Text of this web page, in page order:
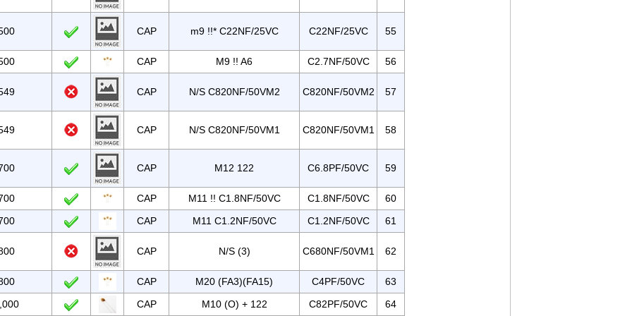
CAP m9 !!* C22NF/25VC C22NF/25VC 55
CAP M9 !! A6 C2.7NF/50VC 56
CAP N/S C820NF/50VM2 C820NF/50VM2 57
CAP N/S C820NF/50VM1 C820NF/50VM1 58
CAP M12 122 C6.8PF/50VC 59
CAP M11 !! C1.8NF/50VC C1.8NF/50VC
60
CAP M11 C1.2NF/50VC C1.2NF/50VC 61
CAP N/S (3) C680NF/50VM1 62
CAP M20 (FA3)(FA15) C4PF/50VC
63
CAP M10 (O) + 122 C82PF/50VC 64